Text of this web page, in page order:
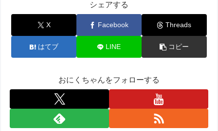
シェアする
X Facebook Threads
はてブ LINE コピー
おにくちゃんをフォローする